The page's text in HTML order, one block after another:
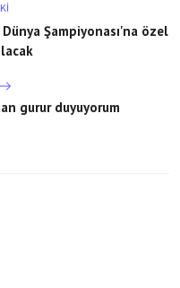
Şampiyonası'na özel
gurur duyuyorum